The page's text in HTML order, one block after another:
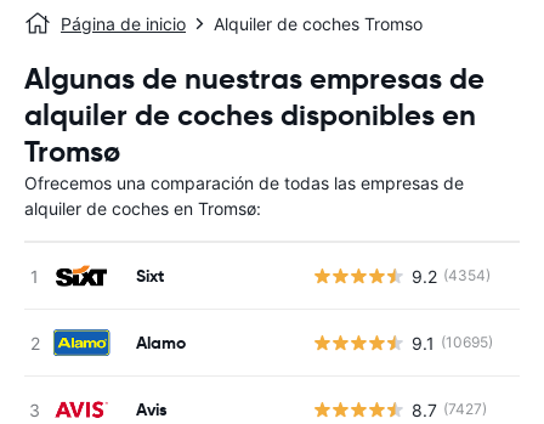
Página de inicio Alquiler de coches Tromso
Algunas de nuestras empresas de
alquiler de coches disponibles en
Tromsø
Ofrecemos una comparación de todas las empresas de
alquiler de coches en Tromsø:
Sixt 9.2 (4354)
Alamo 9.1 (10695)
Avis 8.7 (7427)